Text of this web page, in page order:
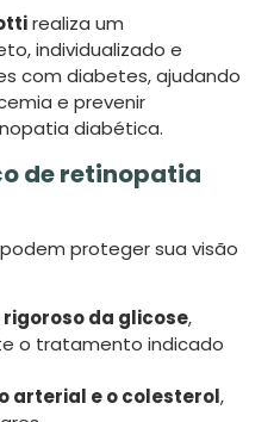
realiza um
individualizado e
com diabetes, ajudando
e prevenir
diabética.
de retinopatia
proteger sua visão
da glicose,
o tratamento indicado
arterial e o colesterol,